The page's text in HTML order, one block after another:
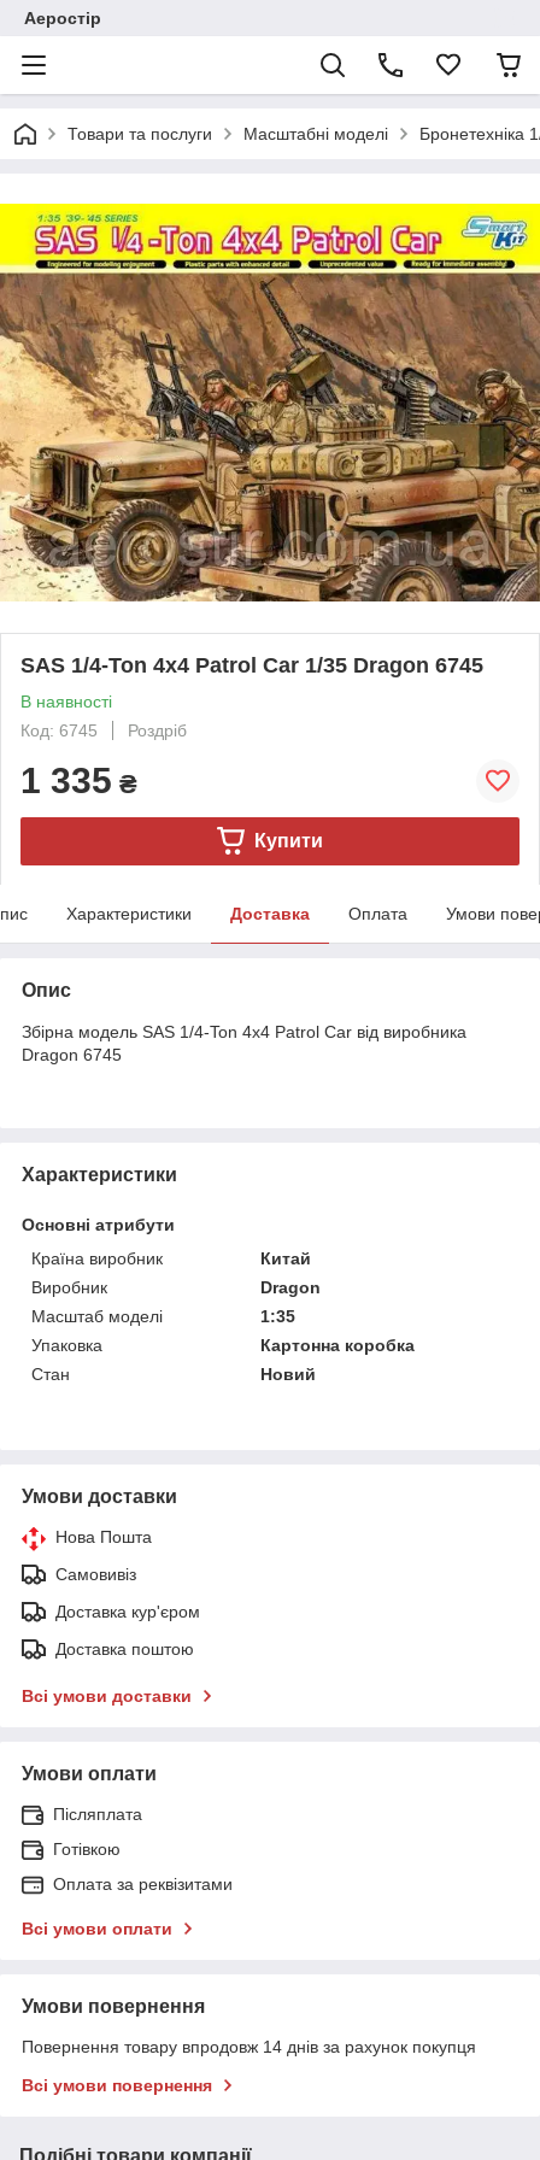
Аеростір
Товари та послуги Масштабні моделі Бронетехніка
SAS 1/4-Ton 4x4 Patrol Car 1/35 Dragon 6745
В наявності
Код: 6745
Роздріб
1 335 ₴
Купити
Характеристики Доставка Оплата Умови
Опис
Збірна модель SAS 1/4-Ton 4x4 Patrol Car від виробника
Dragon 6745
Характеристики
Основні атрибути
Країна виробник
Китай
Виробник
Dragon
Масштаб моделі
1:35
Упаковка
Картонна коробка
Стан
Новий
Умови доставки
Нова Пошта
Самовивіз
Доставка кур'єром
Доставка поштою
Всі умови доставки
Умови оплати
Післяплата
Готівкою
Оплата за реквізитами
Всі умови оплати
Умови повернення
Повернення товару впродовж 14 днів за рахунок покупця
Всі умови повернення
Подібні товари компанії